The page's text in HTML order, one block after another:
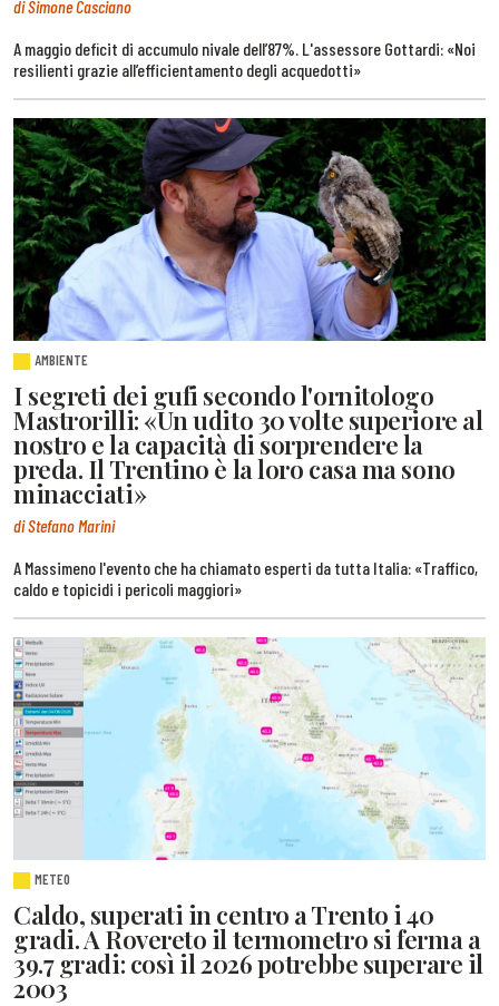
di Simone Casciano
A maggio deficit di accumulo nivale dell’87%. L'assessore Gottardi: «Noi
resilienti grazie all’efficientamento degli acquedotti»
AMBIENTE
I segreti dei gufi secondo l'ornitologo
Mastrorilli: «Un udito 30 volte superiore al
nostro e la capacità di sorprendere la
preda. Il Trentino è la loro casa ma sono
minacciati»
di Stefano Marini
A Massimeno l'evento che ha chiamato esperti da tutta Italia: «Traffico,
caldo e topicidi i pericoli maggiori»
METEO
Caldo, superati in centro a Trento i 40
gradi. A Rovereto il termometro si ferma a
39.7 gradi: così il 2026 potrebbe superare il
2003